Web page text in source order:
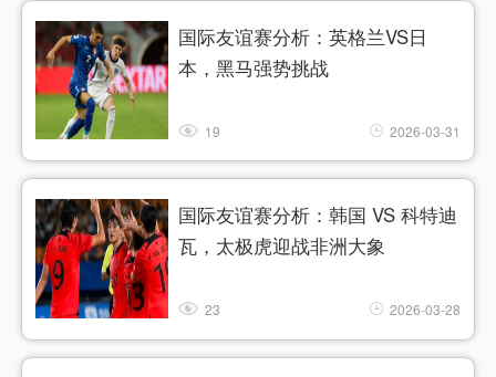
国际友谊赛分析：英格兰VS日
本，黑马强势挑战
19 2026-03-31
国际友谊赛分析：韩国 VS 科特迪
瓦，太极虎迎战非洲大象
23 2026-03-28